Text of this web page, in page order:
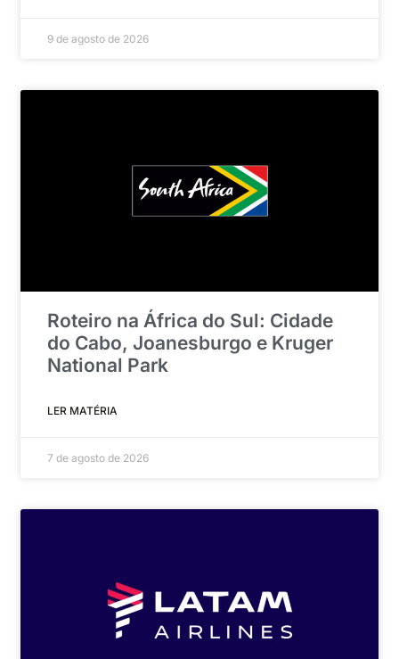
9 de agosto de 2026
Roteiro na África do Sul: Cidade
do Cabo, Joanesburgo e Kruger
National Park
LER MATÉRIA
7 de agosto de 2026